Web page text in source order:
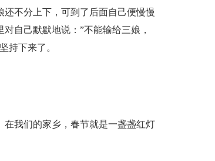
不分上下，可到了后面自己便慢慢
自己默默地说：”不能输给三娘，
持下来了。
我们的家乡，春节就是一盏盏红灯